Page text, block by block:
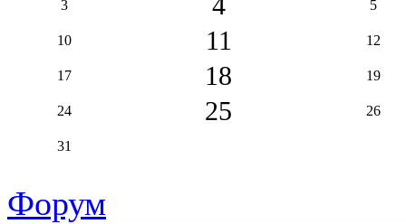
3 5
10 11 12
17 18 19
24 25 26
31
Форум